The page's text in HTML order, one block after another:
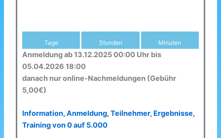
Tage Stunden Minuten
Anmeldung ab 13.12.2025 00:00 Uhr bis
05.04.2026 18:00
danach nur online-Nachmeldungen (Gebühr
5,00€)
Information, Anmeldung, Teilnehmer, Ergebnisse,
Training von 0 auf 5.000